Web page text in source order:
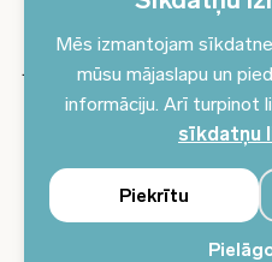
Mēs izmantojam
mūsu mājaslapu un
informāciju. Arī turpinot
sīkdatņu
Piekrītu
Pierakstieties jaunumiem un
jaunumus savā e-pastā!
Pieteikties